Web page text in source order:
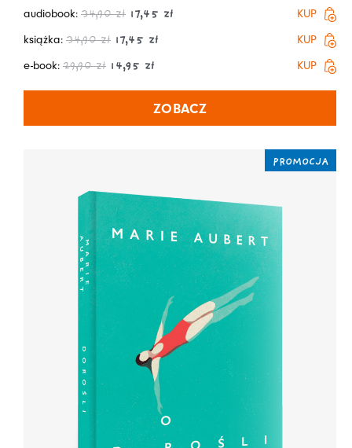
audiobook: 34,90zł 17,45 zł
KUP
książka: 34,90zł 17,45 zł
KUP
e-book: 29,90zł 14,95 zł KUP
ZOBACZ
PROMOCJA